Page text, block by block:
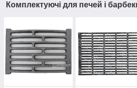
Комплектуючі для печей і